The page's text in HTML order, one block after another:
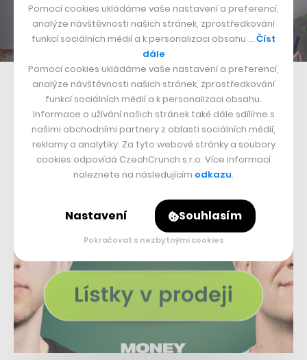
Pomocí cookies ukládáme vaše nastavení a preferencí,
analýze návštěvnosti našich stránek, zprostředkování
funkcí sociálních médií a k personalizaci obsahu … Číst
dále
Pomocí cookies ukládáme vaše nastavení a preferencí,
analýze návštěvnosti našich stránek, zprostředkování
funkcí sociálních médií a k personalizaci obsahu.
Informace o užívání našich stránek také dále sdílíme s
našimi obchodními partnery z oblasti sociálních médií,
reklamy a analytiky. Za tyto webové stránky a soubory
cookies odpovídá CzechCrunch s.r.o. Více informací
naleznete na následujícím odkazu.
Nastavení Souhlasím
Pokračovat s nezbytnými cookies